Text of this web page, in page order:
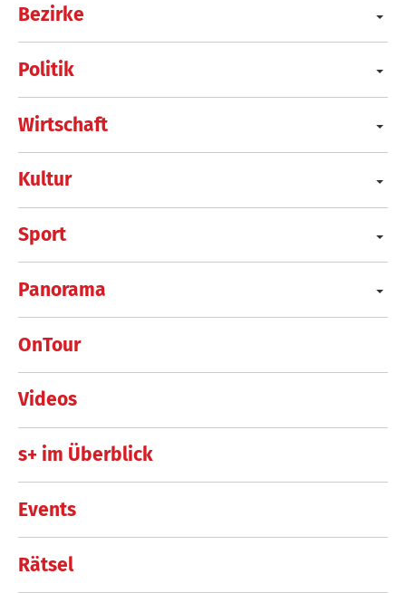
Bezirke
Politik
Wirtschaft
Kultur
Sport
Panorama
OnTour
Videos
s+ im Überblick
Events
Rätsel